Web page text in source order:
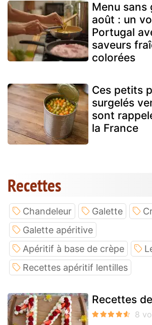
Menu sans
août : un
Portugal
saveurs
colorées
Ces petits
surgelés
sont
la France
Recettes
Chandeleur Galette
Galette apéritive
Apéritif à base de crèpe
Recettes apéritif lentilles
Recettes